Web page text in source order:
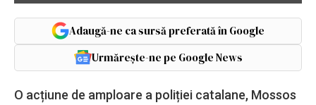
Adaugă-ne ca sursă preferată în Google
Urmărește-ne pe Google News
O acțiune de amploare a poliției catalane, Mossos